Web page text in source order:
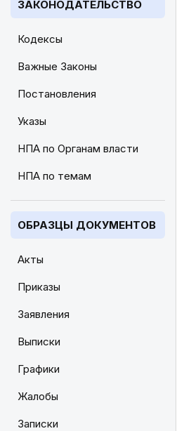
ЗАКОНОДАТЕЛЬСТВО
Кодексы
Важные Законы
Постановления
Указы
НПА по Органам власти
НПА по темам
ОБРАЗЦЫ ДОКУМЕНТОВ
Акты
Приказы
Заявления
Выписки
Графики
Жалобы
Записки